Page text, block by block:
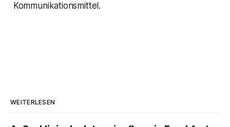
Kommunikationsmittel.
WEITERLESEN